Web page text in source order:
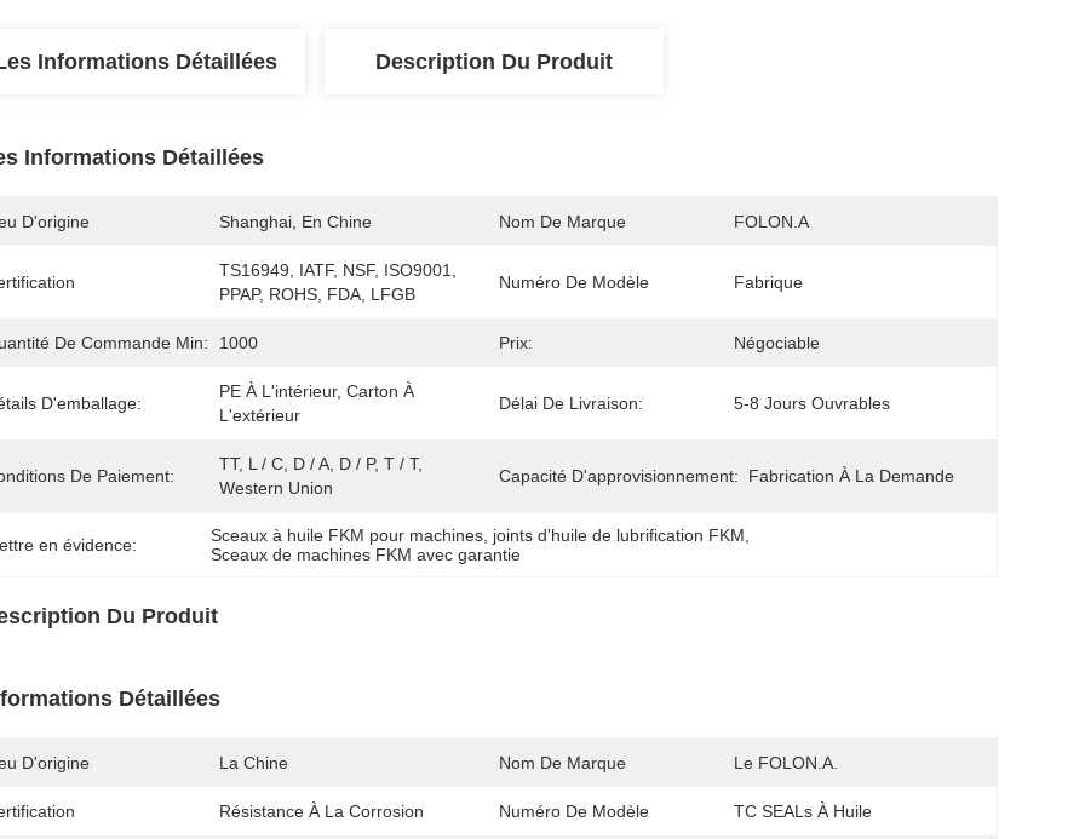
Informations Détaillées Description Du Produit
Informations Détaillées
D'origine Shanghai, En Chine Nom De Marque FOLON.A
TS16949, IATF, NSF, ISO9001,
PPAP, ROHS, FDA, LFGB
Numéro De Modèle Fabrique
De Commande Min: 1000 Prix: Négociable
D'emballage:
PE À L'intérieur, Carton À
L'extérieur
Délai De Livraison: 5-8 Jours Ouvrables
De Paiement:
TT, L / C, D / A, D / P, T / T,
Western Union
Capacité D'approvisionnement: Fabrication À La Demande
en évidence: Sceaux à huile FKM pour machines joints d'huile de lubrification FKM
Sceaux de machines FKM avec garantie
Du Produit
Détaillées
D'origine La Chine Nom De Marque Le FOLON.A.
Résistance À La Corrosion Numéro De Modèle TC SEALs À Huile